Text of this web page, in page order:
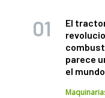
El
parece
el